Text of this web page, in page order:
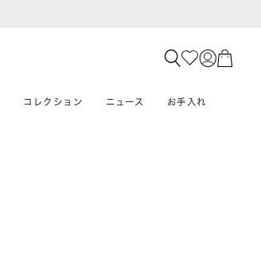
コレクション ニュース お手入れ